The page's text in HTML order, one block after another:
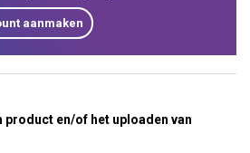
aanmaken
product en/of het uploaden van